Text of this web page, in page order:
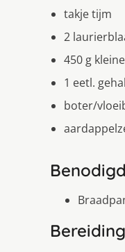
takje tijm
2
450 g
1 eetl.
boter/